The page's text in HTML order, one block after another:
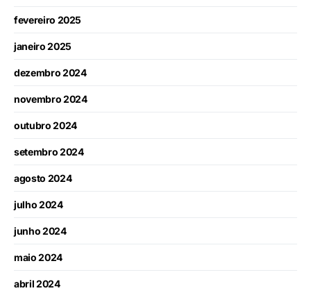
fevereiro 2025
janeiro 2025
dezembro 2024
novembro 2024
outubro 2024
setembro 2024
agosto 2024
julho 2024
junho 2024
maio 2024
abril 2024